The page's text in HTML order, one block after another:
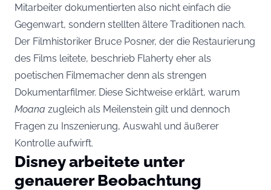
Mitarbeiter dokumentierten also nicht einfach die
Gegenwart, sondern stellten ältere Traditionen nach.
Der Filmhistoriker Bruce Posner, der die Restaurierung
des Films leitete, beschrieb Flaherty eher als
poetischen Filmemacher denn als strengen
Dokumentarfilmer. Diese Sichtweise erklärt, warum
Moana zugleich als Meilenstein gilt und dennoch
Fragen zu Inszenierung, Auswahl und äußerer
Kontrolle aufwirft.
Disney arbeitete unter
genauerer Beobachtung